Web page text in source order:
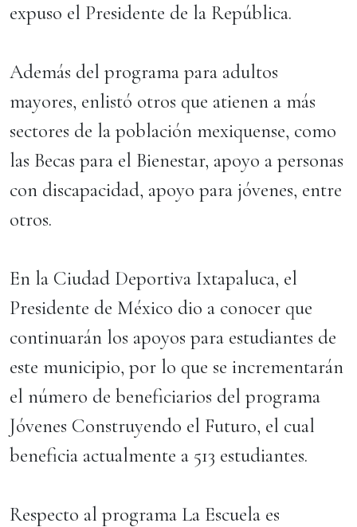
expuso el Presidente de la República.
Además del programa para adultos
mayores, enlistó otros que atienen a más
sectores de la población mexiquense, como
las Becas para el Bienestar, apoyo a personas
con discapacidad, apoyo para jóvenes, entre
otros.
En la Ciudad Deportiva Ixtapaluca, el
Presidente de México dio a conocer que
continuarán los apoyos para estudiantes de
este municipio, por lo que se incrementarán
el número de beneficiarios del programa
Jóvenes Construyendo el Futuro, el cual
beneficia actualmente a 513 estudiantes.
Respecto al programa La Escuela es